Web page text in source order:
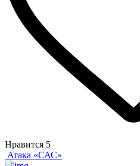
Нравится 5
Атака «САС»